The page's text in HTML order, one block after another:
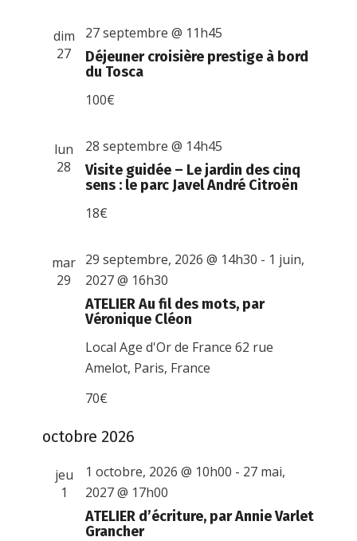
dim
27
Déjeuner croisière prestige à bord
du Tosca
27 septembre @ 11h45
100€
lun
28
Visite guidée – Le jardin des cinq
sens : le parc Javel André Citroën
28 septembre @ 14h45
18€
mar
29
ATELIER Au fil des mots, par
Véronique Cléon
29 septembre, 2026 @ 14h30 - 1 juin,
2027 @ 16h30
Local Age d'Or de France62 rue
Amelot, Paris, France
70€
octobre 2026
jeu
1
ATELIER d’écriture, par Annie Varlet
Grancher
1 octobre, 2026 @ 10h00 - 27 mai,
2027 @ 17h00